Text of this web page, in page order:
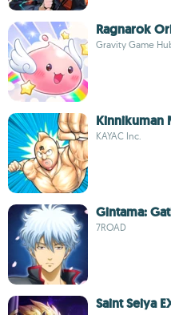
Ragnarok
Gravity Game
Kinnikuman
KAYAC Inc.
Gintama:
7ROAD
Saint Seiya